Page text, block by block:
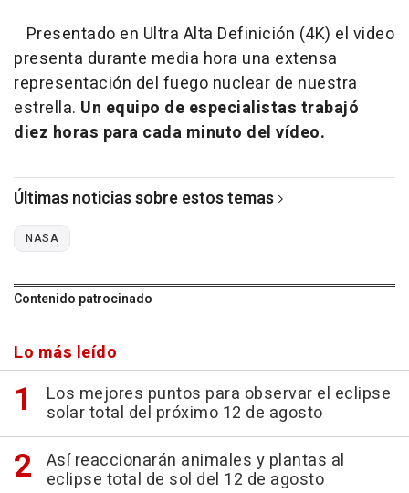
Presentado en Ultra Alta Definición (4K) el video
presenta durante media hora una extensa
representación del fuego nuclear de nuestra
estrella. Un equipo de especialistas trabajó
diez horas para cada minuto del vídeo.
Últimas noticias sobre estos temas
NASA
Contenido patrocinado
Lo más leído
Los mejores puntos para observar el eclipse
solar total del próximo 12 de agosto
Así reaccionarán animales y plantas al
eclipse total de sol del 12 de agosto